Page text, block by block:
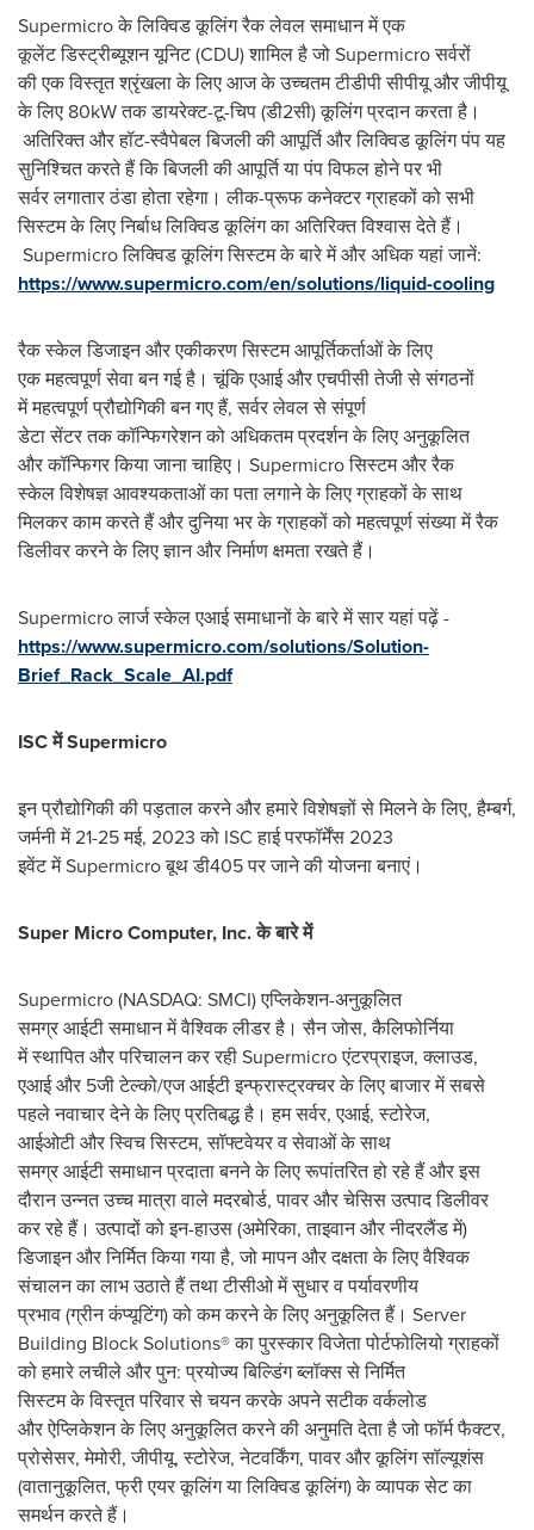
Supermicro के लिक्विड कूलिंग रैक लेवल समाधान में एक
कूलेंट डिस्ट्रीब्यूशन यूनिट (CDU) शामिल है जो Supermicro सर्वरों
की एक विस्तृत श्रृंखला के लिए आज के उच्चतम टीडीपी सीपीयू और जीपीयू
के लिए 80kW तक डायरेक्ट-टू-चिप (डी2सी) कूलिंग प्रदान करता है।
अतिरिक्‍त और हॉट-स्वैपेबल बिजली की आपूर्ति और लिक्विड कूलिंग पंप यह
सुनिश्चित करते हैं कि बिजली की आपूर्ति या पंप विफल होने पर भी
सर्वर लगातार ठंडा होता रहेगा। लीक-प्रूफ कनेक्टर ग्राहकों को सभी
सिस्‍टम के लिए निर्बाध लिक्विड कूलिंग का अतिरिक्त विश्वास देते हैं।
Supermicro लिक्विड कूलिंग सिस्टम के बारे में और अधिक यहां जानें:
https://www.supermicro.com/en/solutions/liquid-cooling
रैक स्केल डिजाइन और एकीकरण सिस्टम आपूर्तिकर्ताओं के लिए
एक महत्वपूर्ण सेवा बन गई है। चूंकि एआई और एचपीसी तेजी से संगठनों
में महत्वपूर्ण प्रौद्योगिकी बन गए हैं, सर्वर लेवल से संपूर्ण
डेटा सेंटर तक कॉन्फिगरेशन को अधिकतम प्रदर्शन के लिए अनुकूलित
और कॉन्फिगर किया जाना चाहिए। Supermicro सिस्टम और रैक
स्केल विशेषज्ञ आवश्यकताओं का पता लगाने के लिए ग्राहकों के साथ
मिलकर काम करते हैं और दुनिया भर के ग्राहकों को महत्वपूर्ण संख्या में रैक
डिलीवर करने के लिए ज्ञान और निर्माण क्षमता रखते हैं।
Supermicro लार्ज स्केल एआई समाधानों के बारे में सार यहां पढ़ें -
https://www.supermicro.com/solutions/Solution-
Brief_Rack_Scale_AI.pdf
ISCमेंSupermicro
इन प्रौद्योग‍िकी की पड़ताल करने और हमारे विशेषज्ञों से मिलने के लिए, हैम्बर्ग,
जर्मनी में 21-25 मई, 2023 को ISC हाई परफॉर्मेंस 2023
इवेंट में Supermicro बूथ डी405 पर जाने की योजना बनाएं।
Super Micro Computer, Inc.केबारेमें
Supermicro (NASDAQ: SMCI) एप्लिकेशन-अनुकूलित
समग्र आईटी समाधान में वैश्‍व‍िक लीडर है। सैन जोस, कैलिफोर्निया
में स्थापित और पर‍िचालन कर रही Supermicro एंटरप्राइज, क्लाउड,
एआई और 5जी टेल्को/एज आईटी इन्फ्रास्ट्रक्चर के लिए बाजार में सबसे
पहले नवाचार देने के लिए प्रतिबद्ध है। हम सर्वर, एआई, स्टोरेज,
आईओटी और स्विच सिस्टम, सॉफ्टवेयर व सेवाओं के साथ
समग्र आईटी समाधान प्रदाता बनने के लिए रूपांतर‍ित हो रहे हैं और इस
दौरान उन्नत उच्च मात्रा वाले मदरबोर्ड, पावर और चेसिस उत्पाद ड‍िलीवर
कर रहे हैं। उत्पादों को इन-हाउस (अमेरिका, ताइवान और नीदरलैंड में)
डिजाइन और निर्मित किया गया है, जो मापन और दक्षता के लिए वैश्विक
संचालन का लाभ उठाते हैं तथा टीसीओ में सुधार व पर्यावरणीय
प्रभाव (ग्रीन कंप्यूटिंग) को कम करने के लिए अनुकूलित हैं। Server
Building Block Solutions® का पुरस्कार विजेता पोर्टफोलियो ग्राहकों
को हमारे लचीले और पुन: प्रयोज्य बिल्डिंग ब्लॉक्स से निर्मित
सिस्टम के विस्‍तृत परिवार से चयन करके अपने सटीक व‍र्कलोड
और ऐप्लिकेशन के लिए अनुकूलित करने की अनुमति देता है जो फॉर्म फैक्टर,
प्रोसेसर, मेमोरी, जीपीयू, स्टोरेज, नेटवर्किंग, पावर और कूलिंग सॉल्यूशंस
(वातानुकूलित, फ्री एयर कूलिंग या लिक्विड कूलिंग) के व्यापक सेट का
समर्थन करते हैं।